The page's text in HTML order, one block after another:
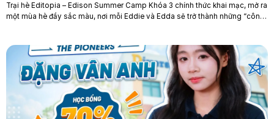
Trại hè Editopia – Edison Summer Camp Khóa 3 chính thức khai mạc, mở ra
một mùa hè đầy sắc màu, nơi mỗi Eddie và Edda sẽ trở thành những “công